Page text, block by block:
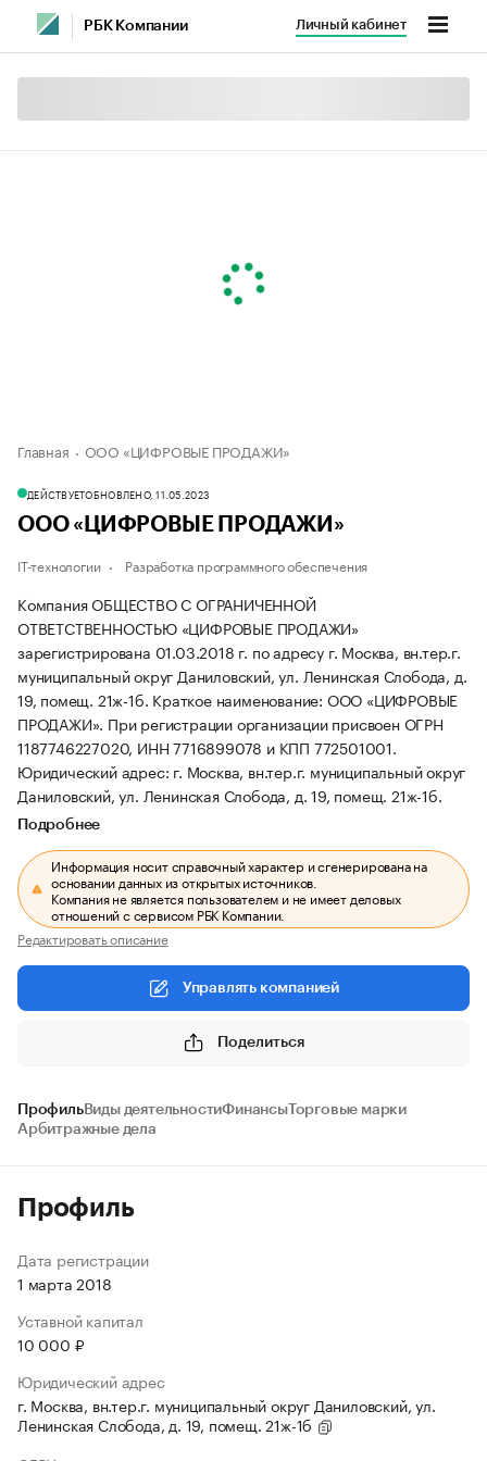
РБК Компании Личный кабинет
Главная ООО «ЦИФРОВЫЕ ПРОДАЖИ»
ДЕЙСТВУЕТОБНОВЛЕНО, 11.05.2023
ООО «ЦИФРОВЫЕ ПРОДАЖИ»
IT-технологии Разработка программного обеспечения
Компания ОБЩЕСТВО С ОГРАНИЧЕННОЙ
ОТВЕТСТВЕННОСТЬЮ «ЦИФРОВЫЕ ПРОДАЖИ»
зарегистрирована 01.03.2018 г. по адресу г. Москва, вн.тер.г.
муниципальный округ Даниловский, ул. Ленинская Слобода, д.
19, помещ. 21ж-1б. Краткое наименование: ООО «ЦИФРОВЫЕ
ПРОДАЖИ». При регистрации организации присвоен ОГРН
1187746227020, ИНН 7716899078 и КПП 772501001.
Юридический адрес: г. Москва, вн.тер.г. муниципальный округ
Даниловский, ул. Ленинская Слобода, д. 19, помещ. 21ж-1б.
Подробнее
Информация носит справочный характер и сгенерирована на
основании данных из открытых источников.
Компания не является пользователем и не имеет деловых
отношений с сервисом РБК Компании.
Редактировать описание
Управлять компанией
Поделиться
ПрофильВиды деятельностиФинансыТорговые марки
Арбитражные дела
Профиль
Дата регистрации
1 марта 2018
Уставной капитал
10 000 ₽
Юридический адрес
г. Москва, вн.тер.г. муниципальный округ Даниловский, ул.
Ленинская Слобода, д. 19, помещ. 21ж-1б